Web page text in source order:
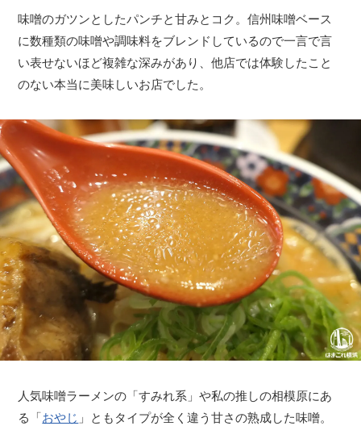
味噌のガツンとしたパンチと甘みとコク。信州味噌ベース
に数種類の味噌や調味料をブレンドしているので一言で言
い表せないほど複雑な深みがあり、他店では体験したこと
のない本当に美味しいお店でした。
人気味噌ラーメンの「すみれ系」や私の推しの相模原にあ
る「おやじ 」ともタイプが全く違う甘さの熟成した味噌。